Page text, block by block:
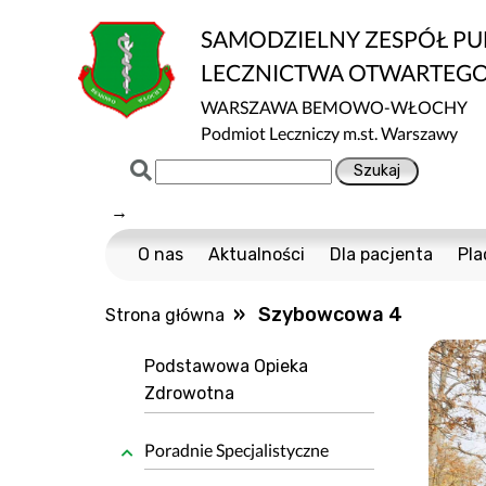
SAMODZIELNY ZESPÓŁ
LECZNICTWA
WARSZAWA BEMOWO-WŁOCHY
Podmiot Leczniczy m.st. Warszawy
→
O nas
Normy ISO
Ochrona danych
Projekty Unijne
Informacja o wpływie działalności
Aktualności Dla pacjenta
Nawigator
COVID-19
Profilaktyka
Polityka
Strona główna » Szybowcowa 4
Podstawowa Opieka
Zdrowotna
Poradnie Specjalistyczne